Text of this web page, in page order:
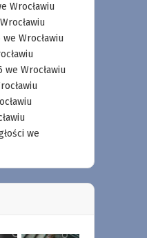
Wrocławiu
Wrocławiu
we Wrocławiu
we